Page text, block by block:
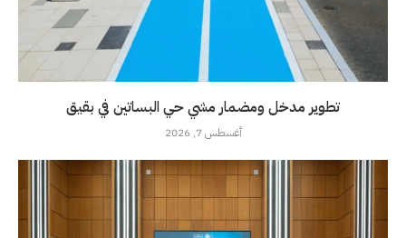
تطوير مدخل ومضمار مشي حي البساتين في بقيق
أغسطس 7, 2026